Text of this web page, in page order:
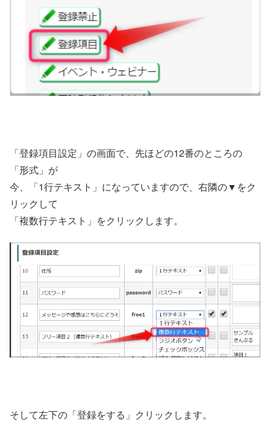
「登録項目設定」の画面で、先ほどの12番のところの
「形式」が
今、「1行テキスト」になっていますので、右隣の▼をク
リックして
「複数行テキスト」をクリックします。
そして左下の「登録をする」クリックします。